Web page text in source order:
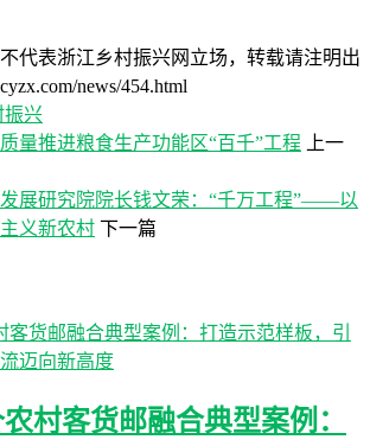
代表浙江乡村振兴网立场，转载请注明出
news/454.html
振兴
量推进粮食生产功能区“百千”工程
上一
展研究院院长钱文荣：“千万工程”——以
义新农村 下一篇
村客货邮融合典型案例：